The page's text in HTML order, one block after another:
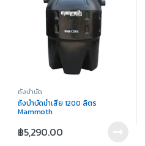
ถังบำบัด
ถังบำบัดน้ำเสีย 1200 ลิตร
Mammoth
฿5,290.00